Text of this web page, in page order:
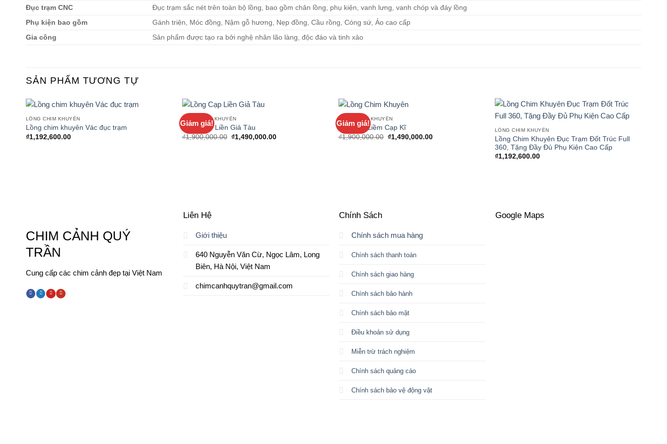
Đục trạm CNC
Đục trạm sắc nét trên toàn bộ lồng, bao gồm chân lồng, phụ kiện, vanh lưng, vanh chóp và đáy lồng
Phụ kiện bao gồm
Gánh triện, Móc đồng, Nậm gỗ hương, Nẹp đồng, Cầu rồng, Cóng sứ, Áo cao cấp
Gia công
Sản phẩm được tạo ra bởi nghệ nhân lão làng, độc đáo và tinh xảo
SẢN PHẨM TƯƠNG TỰ
LỒNG CHIM KHUYÊN
Lồng chim khuyên Vác đục trạm
₫1,192,600.00
Giảm giá!
LỒNG CHIM KHUYÊN
Lồng Cạp Liền Giả Tàu
₫1,900,000.00 Giá
gốc
₫1,490,000.00Giá
Giảm giá!
LỒNG CHIM KHUYÊN
Lồng Đề Liềm Cạp Kĩ
₫1,900,000.00 Giá
gốc
₫1,490,000.00Giá
LỒNG CHIM KHUYÊN
Lồng Chim Khuyên Đục Trạm Đốt Trúc Full
360, Tặng Đầy Đủ Phụ Kiện Cao Cấp
₫1,192,600.00
CHIM CẢNH QUÝ
TRẦN
Cung cấp các chim cảnh đẹp tại Việt Nam
Liên Hệ
Giới thiệu
640 Nguyễn Văn Cừ, Ngọc Lâm, Long
Biên, Hà Nội, Việt Nam
chimcanhquytran@gmail.com
Chính Sách
Chính sách mua hàng
Chính sách thanh toán
Chính sách giao hàng
Chính sách bảo hành
Chính sách bảo mật
Điều khoản sử dụng
Miễn trừ trách nghiệm
Chính sách quảng cáo
Chính sách bảo vệ động vật
Google Maps